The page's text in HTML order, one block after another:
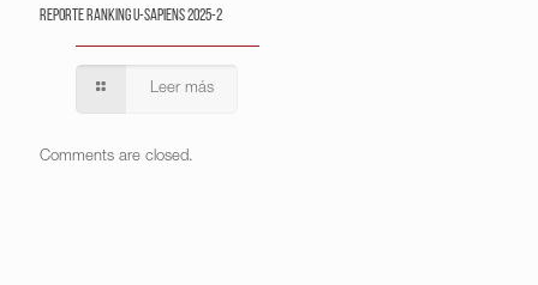
Reporte Ranking U-Sapiens 2025-2
Leer más
Comments are closed.